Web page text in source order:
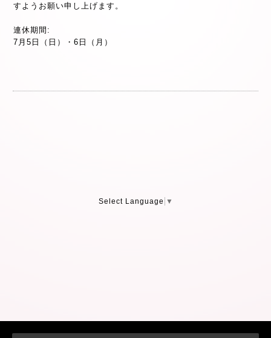
すようお願い申し上げます。
連休期間:
7月5日（日）・6日（月）
Select Language ▼